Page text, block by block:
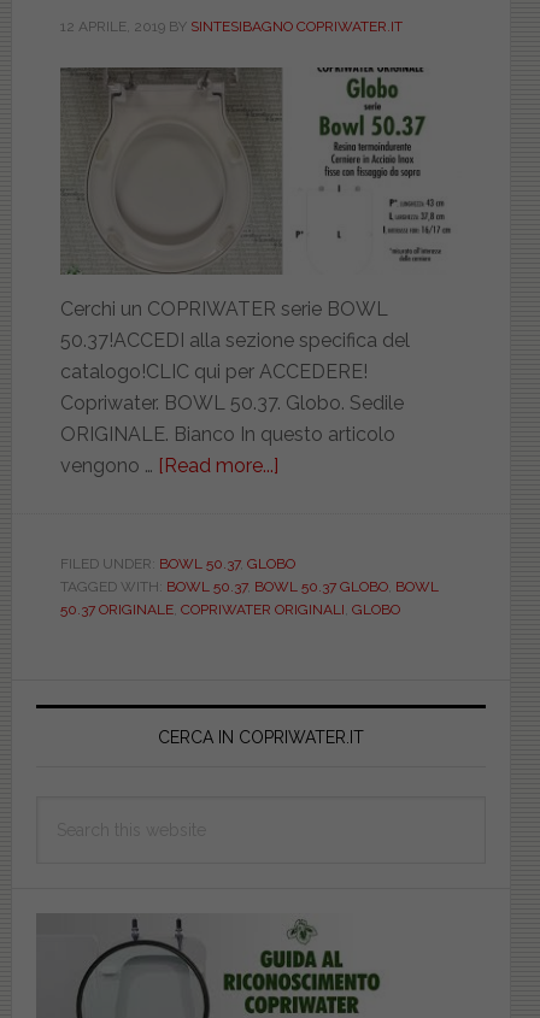
12 APRILE, 2019BY SINTESIBAGNO COPRIWATER.IT
Cerchi un COPRIWATER serie BOWL
50.37!ACCEDI alla sezione specifica del
catalogo!CLIC qui per ACCEDERE!
Copriwater. BOWL 50.37. Globo. Sedile
ORIGINALE. Bianco In questo articolo
vengono … [Read more...]
50.37.
ORIGINALE.
FILED UNDER: BOWL 50.37, GLOBO
TAGGED WITH: BOWL 50.37, BOWL 50.37 GLOBO, BOWL
50.37 ORIGINALE, COPRIWATER ORIGINALI, GLOBO
Primary
CERCA IN COPRIWATER.IT